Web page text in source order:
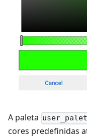
A paleta
cores predefinidas